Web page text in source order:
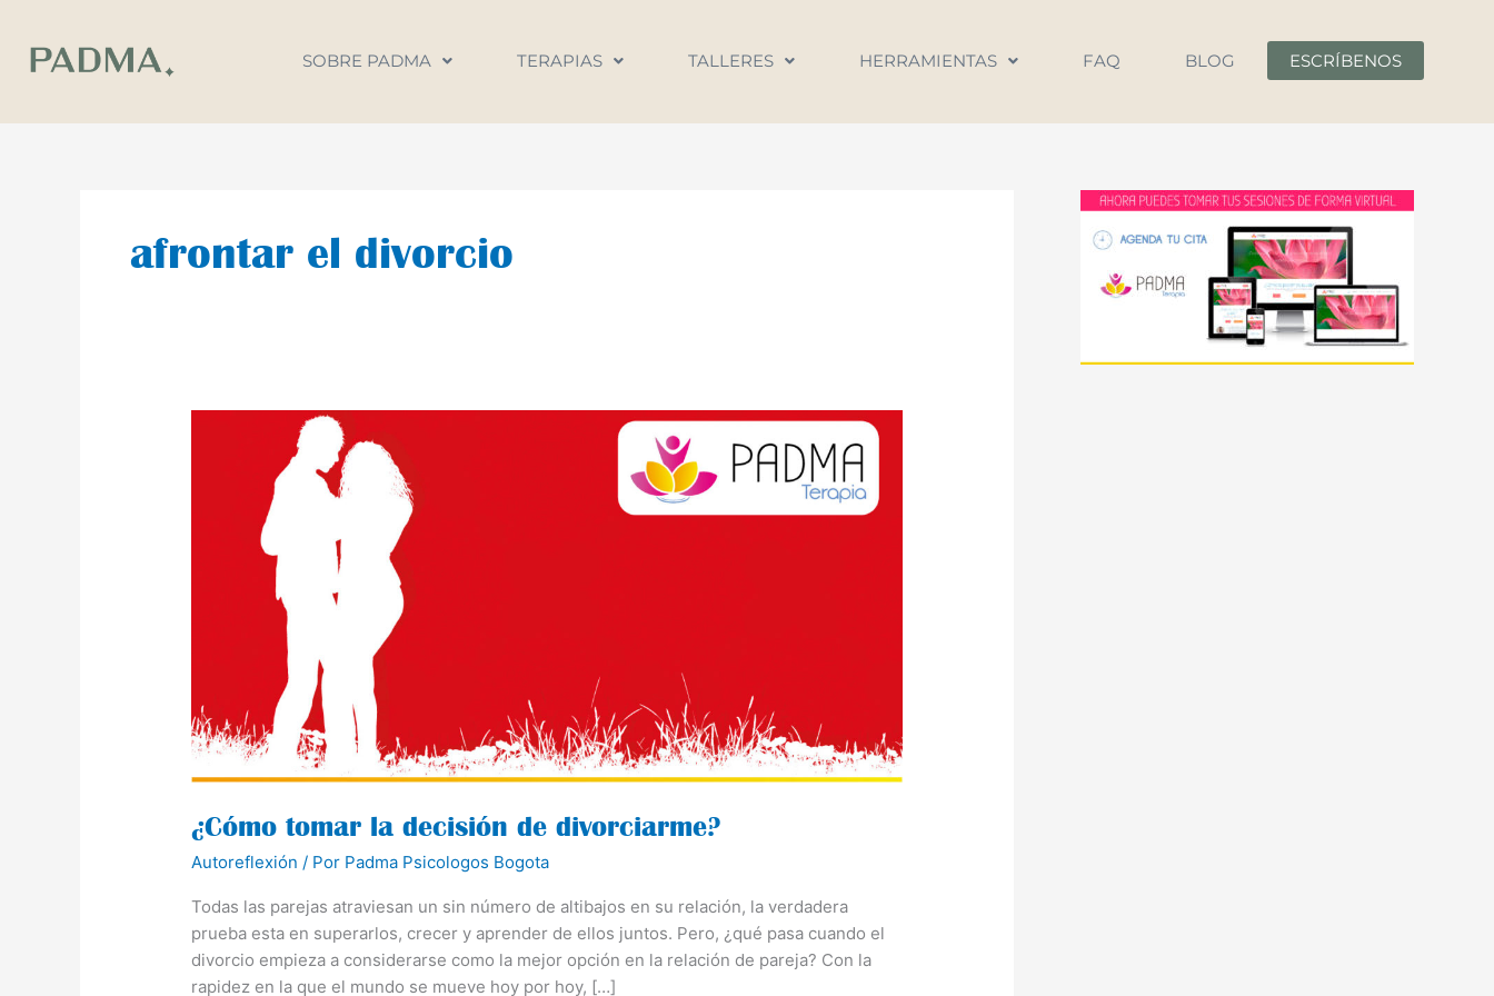
contenido
SOBRE PADMA TERAPIAS TALLERES HERRAMIENTAS FAQ BLOG ESCRÍBENOS
afrontar el divorcio
¿Cómo tomar la decisión de divorciarme?
Autoreflexión / Por Padma Psicologos Bogota
Todas las parejas atraviesan un sin número de altibajos en su relación, la verdadera
prueba esta en superarlos, crecer y aprender de ellos juntos. Pero, ¿qué pasa cuando el
divorcio empieza a considerarse como la mejor opción en la relación de pareja? Con la
rapidez en la que el mundo se mueve hoy por hoy, […]
divorciarme?